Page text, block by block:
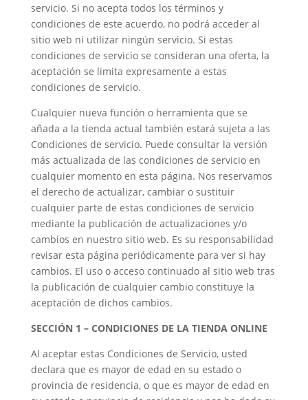
servicio. Si no acepta todos los términos y
condiciones de este acuerdo, no podrá acceder al
sitio web ni utilizar ningún servicio. Si estas
condiciones de servicio se consideran una oferta, la
aceptación se limita expresamente a estas
condiciones de servicio.
Cualquier nueva función o herramienta que se
añada a la tienda actual también estará sujeta a las
Condiciones de servicio. Puede consultar la versión
más actualizada de las condiciones de servicio en
cualquier momento en esta página. Nos reservamos
el derecho de actualizar, cambiar o sustituir
cualquier parte de estas condiciones de servicio
mediante la publicación de actualizaciones y/o
cambios en nuestro sitio web. Es su responsabilidad
revisar esta página periódicamente para ver si hay
cambios. El uso o acceso continuado al sitio web tras
la publicación de cualquier cambio constituye la
aceptación de dichos cambios.
SECCIÓN 1 – CONDICIONES DE LA TIENDA ONLINE
Al aceptar estas Condiciones de Servicio, usted
declara que es mayor de edad en su estado o
provincia de residencia, o que es mayor de edad en